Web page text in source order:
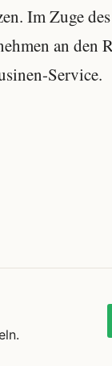
Im Zuge des
an den
Service.